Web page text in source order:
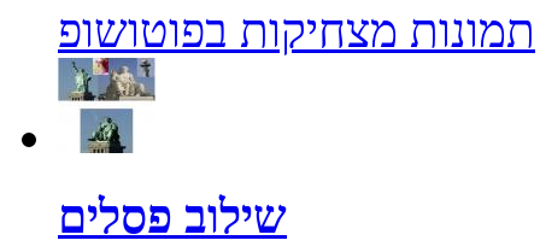
תמונות מצחיקות בפוטושופ
שילוב פסלים